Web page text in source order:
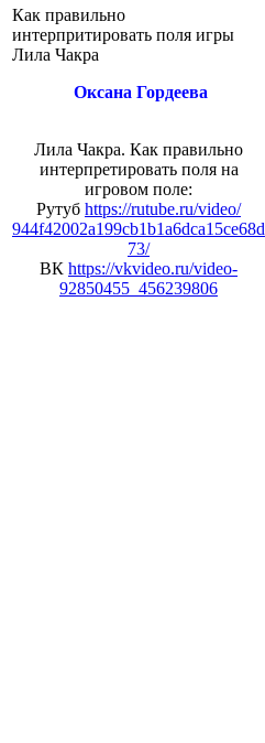
Как правильно
интерпритировать поля игры
Лила Чакра
Оксана Гордеева
Лила Чакра. Как правильно
интерпретировать поля на
игровом поле:
Рутуб https://rutube.ru/video/
944f42002a199cb1b1a6dca15ce68d
73/
ВК https://vkvideo.ru/video-
92850455_456239806